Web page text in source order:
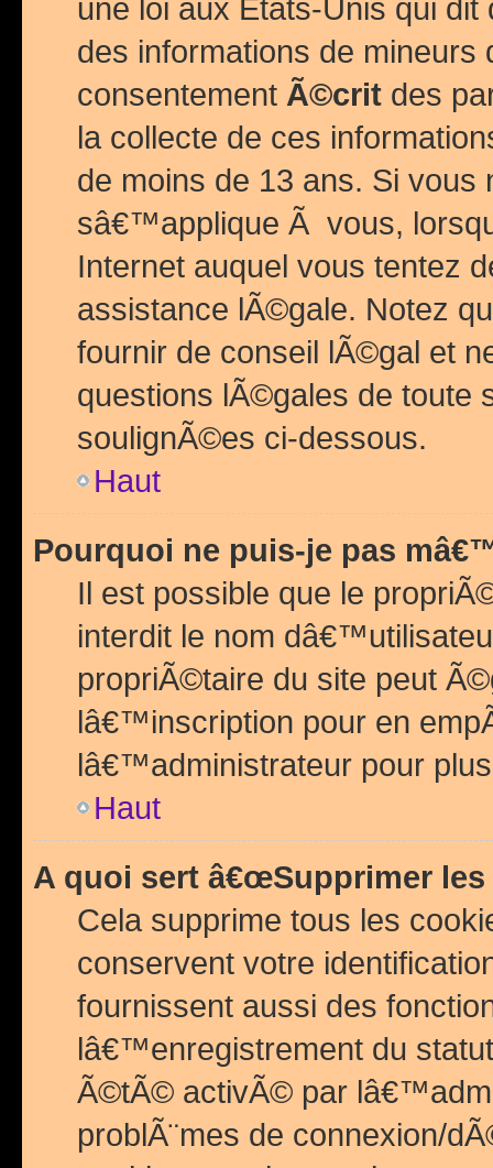
une loi aux Etats-Unis qui
des informations de mineurs
consentement Ã©crit des
la collecte de ces
de moins de 13 ans. Si
sâ€™applique Ã vous,
Internet auquel vous tentez
assistance lÃ©gale. Notez
fournir de conseil lÃ©gal et
questions lÃ©gales de
soulignÃ©es ci-dessous.
Haut
Pourquoi ne puis-je pas
Il est possible que le
interdit le nom
propriÃ©taire du site peut
lâ€™inscription pour en
lâ€™administrateur pour
Haut
A quoi sert â€œSupprimer les
Cela supprime tous les
conservent votre
fournissent aussi des
lâ€™enregistrement du
Ã©tÃ© activÃ© par
problÃ¨mes de connexion/